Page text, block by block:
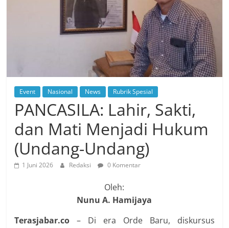
Event Nasional News Rubrik Spesial
PANCASILA: Lahir, Sakti,
dan Mati Menjadi Hukum
(Undang-Undang)
1 Juni 2026 Redaksi 0 Komentar
Oleh:
Nunu A. Hamijaya
Terasjabar.co – Di era Orde Baru, diskursus